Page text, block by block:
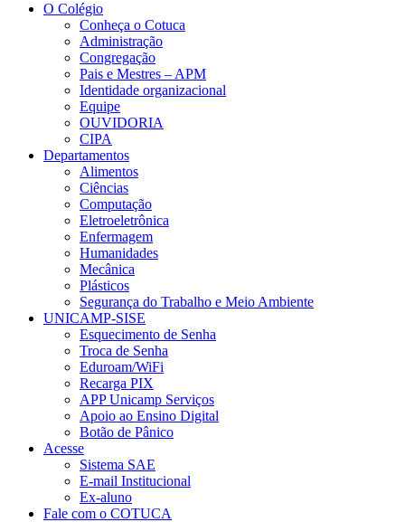
O Colégio
Conheça o Cotuca
Administração
Congregação
Pais e Mestres – APM
Identidade organizacional
Equipe
OUVIDORIA
CIPA
Departamentos
Alimentos
Ciências
Computação
Eletroeletrônica
Enfermagem
Humanidades
Mecânica
Plásticos
Segurança do Trabalho e Meio Ambiente
UNICAMP-SISE
Esquecimento de Senha
Troca de Senha
Eduroam/WiFi
Recarga PIX
APP Unicamp Serviços
Apoio ao Ensino Digital
Botão de Pânico
Acesse
Sistema SAE
E-mail Institucional
Ex-aluno
Fale com o COTUCA